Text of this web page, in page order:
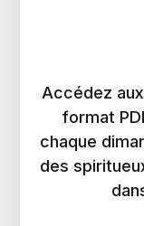
Accédez
format
chaque
des